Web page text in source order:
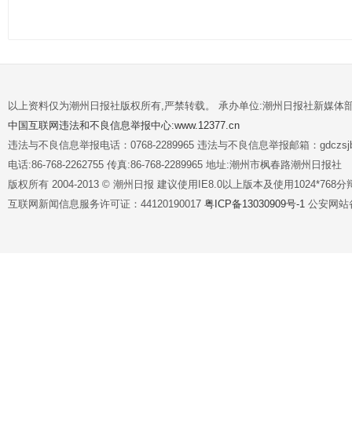
以上资料仅为潮州日报社版权所有,严禁转载。 承办单位:潮州日报社新媒体
中国互联网违法和不良信息举报中心:www.12377.cn
违法与不良信息举报电话：0768-2289965 违法与不良信息举报邮箱：
电话:86-768-2262755 传真:86-768-2289965 地址:潮州市枫春路潮州日报社
版权所有 2004-2013 © 潮州日报 建议使用IE8.0以上版本及使用1024*768分
互联网新闻信息服务许可证：44120190017 粤ICP备13030909号-1 公安网站